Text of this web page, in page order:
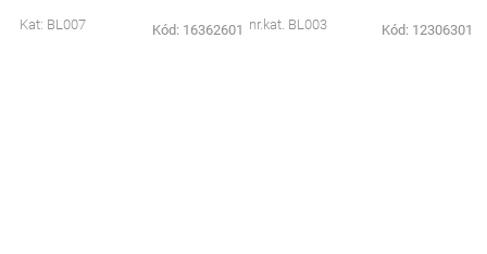
Kat: BL007 Kód: 16362601 nr.kat. BL003 Kód: 12306301